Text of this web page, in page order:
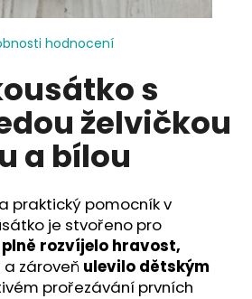
hodnocení
s
želvičkou
a bílou
praktický pomocník v
je stvořeno pro
plně rozvíjelo hravost,
a zároveň ulevilo dětským
prořezávání prvních
HLEDAT